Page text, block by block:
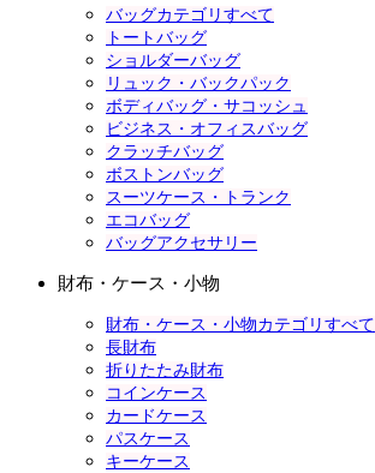
バッグカテゴリすべて
トートバッグ
ショルダーバッグ
リュック・バックパック
ボディバッグ・サコッシュ
ビジネス・オフィスバッグ
クラッチバッグ
ボストンバッグ
スーツケース・トランク
エコバッグ
バッグアクセサリー
財布・ケース・小物
財布・ケース・小物カテゴリすべて
長財布
折りたたみ財布
コインケース
カードケース
パスケース
キーケース